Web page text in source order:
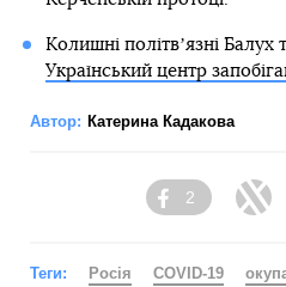
Колишні політвʼязні Балух
Український центр
Автор: Катерина Кадакова
Facebook
2
Теги: Росія COVID-19